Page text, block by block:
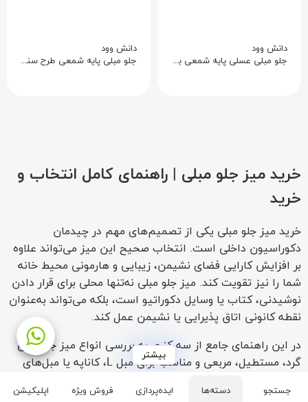
دانش وود
جلو مبلی عسلی پایه شمعی با عسلی
دانش وود
جلو مبلی پایه شمعی طرح سنگ با عسلی
خرید میز جلو مبلی | راهنمای کامل انتخاب و
خرید
خرید میز جلو مبلی یکی از تصمیم‌های مهم در چیدمان
دکوراسیون داخلی است. انتخاب صحیح این میز می‌تواند علاوه
بر افزایش کارایی فضای نشیمن، زیبایی و هارمونی محیط خانه
شما را نیز تقویت کند. میز جلو مبلی نه‌تنها محلی برای قرار دادن
نوشیدنی، کتاب یا وسایل دکوراتیو است، بلکه می‌تواند به‌عنوان
نقطه کانونی اتاق پذیرایی یا نشیمن عمل کند.
در این راهنمای جامع از سه کنج، به بررسی انواع میز جلو مبلی
گرد، مستطیل، مربعی و مناسب برای مبل L، کاناپه یا مبل‌های
ارتفاع و خرید میز جلو مبلی معرفی می‌کنیم.
بیشتر
جستجو دسته‌ها ایده‌پردازی فروش ویژه اپلیکیشن